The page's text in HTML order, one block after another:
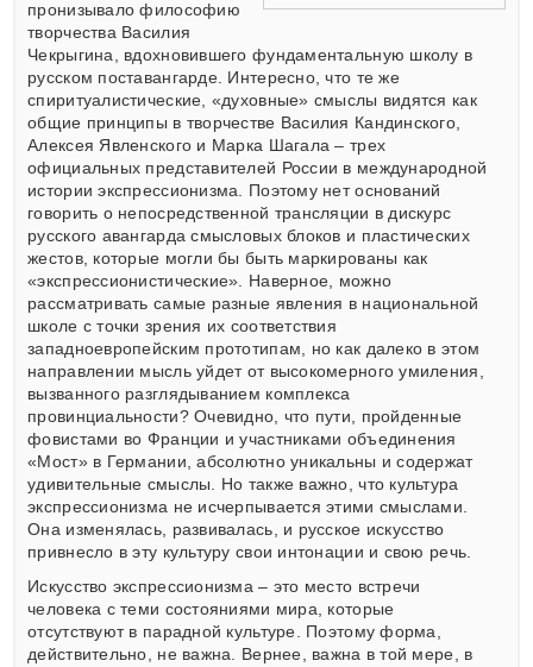
пронизывало философию
творчества Василия
Чекрыгина, вдохновившего фундаментальную школу в
русском поставангарде. Интересно, что те же
спиритуалистические, «духовные» смыслы видятся как
общие принципы в творчестве Василия Кандинского,
Алексея Явленского и Марка Шагала – трех
официальных представителей России в международной
истории экспрессионизма. Поэтому нет оснований
говорить о непосредственной трансляции в дискурс
русского авангарда смысловых блоков и пластических
жестов, которые могли бы быть маркированы как
«экспрессионистические». Наверное, можно
рассматривать самые разные явления в национальной
школе с точки зрения их соответствия
западноевропейским прототипам, но как далеко в этом
направлении мысль уйдет от высокомерного умиления,
вызванного разглядыванием комплекса
провинциальности? Очевидно, что пути, пройденные
фовистами во Франции и участниками объединения
«Мост» в Германии, абсолютно уникальны и содержат
удивительные смыслы. Но также важно, что культура
экспрессионизма не исчерпывается этими смыслами.
Она изменялась, развивалась, и русское искусство
привнесло в эту культуру свои интонации и свою речь.
Искусство экспрессионизма – это место встречи
человека с теми состояниями мира, которые
отсутствуют в парадной культуре. Поэтому форма,
действительно, не важна. Вернее, важна в той мере, в